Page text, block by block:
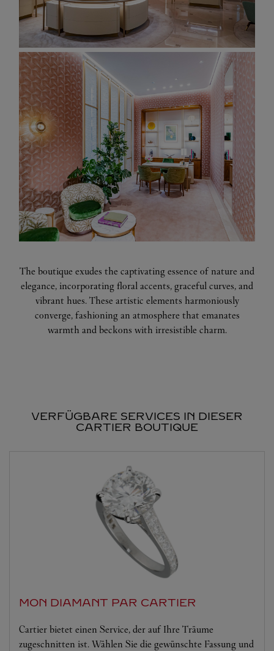
The boutique exudes the captivating essence of nature and
elegance, incorporating floral accents, graceful curves, and
vibrant hues. These artistic elements harmoniously
converge, fashioning an atmosphere that emanates
warmth and beckons with irresistible charm.
VERFÜGBARE SERVICES IN DIESER
CARTIER BOUTIQUE
MON DIAMANT PAR CARTIER
Cartier bietet einen Service, der auf Ihre Träume
zugeschnitten ist. Wählen Sie die gewünschte Fassung und